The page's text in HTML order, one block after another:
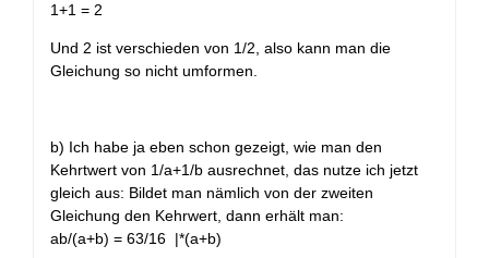
1+1 = 2
Und 2 ist verschieden von 1/2, also kann man die
Gleichung so nicht umformen.
b) Ich habe ja eben schon gezeigt, wie man den
Kehrtwert von 1/a+1/b ausrechnet, das nutze ich jetzt
gleich aus: Bildet man nämlich von der zweiten
Gleichung den Kehrwert, dann erhält man:
ab/(a+b) = 63/16 |*(a+b)